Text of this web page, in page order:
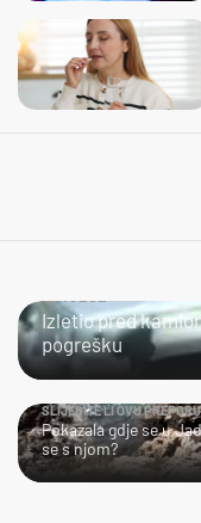
Izletio pred
pogrešku
SLIJEDITE LI OVU
Pokazala gdje se u
se s njom?